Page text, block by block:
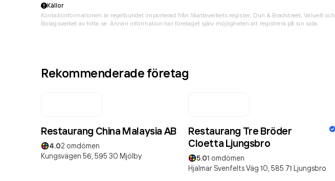
Källor
Kontaktinformationen är regelbundet importerad från Skatteverkets register, Dun & Bradstreet, Value8 och
Bolagsverket av hitta.se. Annan information har företaget själv möjligheten att registrera på sin sida.
Rekommenderade företag
Restaurang China Malaysia AB
4.02 omdömen
Kungsvägen 56, 595 30 Mjölby
Restaurang Tre Bröder
Cloetta Ljungsbro
5.01 omdömen
Hjalmar Svenfelts Väg 10, 585 71 Ljungsbro